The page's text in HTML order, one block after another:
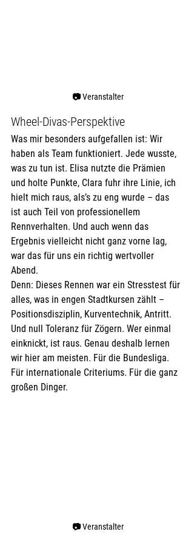
📷 Veranstalter
Wheel-Divas-Perspektive
Was mir besonders aufgefallen ist: Wir
haben als Team funktioniert. Jede wusste,
was zu tun ist. Elisa nutzte die Prämien
und holte Punkte, Clara fuhr ihre Linie, ich
hielt mich raus, als’s zu eng wurde – das
ist auch Teil von professionellem
Rennverhalten. Und auch wenn das
Ergebnis vielleicht nicht ganz vorne lag,
war das für uns ein richtig wertvoller
Abend.
Denn: Dieses Rennen war ein Stresstest für
alles, was in engen Stadtkursen zählt –
Positionsdisziplin, Kurventechnik, Antritt.
Und null Toleranz für Zögern. Wer einmal
einknickt, ist raus. Genau deshalb lernen
wir hier am meisten. Für die Bundesliga.
Für internationale Criteriums. Für die ganz
großen Dinger.
📷 Veranstalter